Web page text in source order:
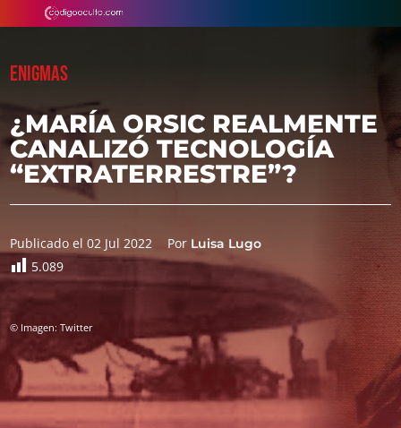
ENIGMAS
¿MARÍA ORSIC REALMENTE
CANALIZÓ TECNOLOGÍA
“EXTRATERRESTRE”?
Publicado el 02 Jul 2022 Por Luisa Lugo
5.089
© Imagen: Twitter